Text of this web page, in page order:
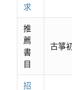
求
推
薦
書
目
古箏
招